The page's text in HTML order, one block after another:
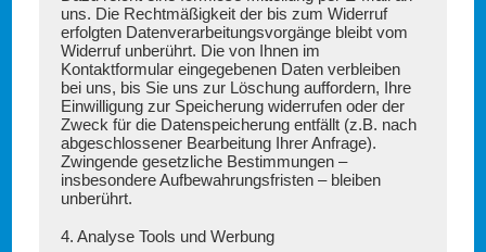
uns. Die Rechtmäßigkeit der bis zum Widerruf
erfolgten Datenverarbeitungsvorgänge bleibt vom
Widerruf unberührt. Die von Ihnen im
Kontaktformular eingegebenen Daten verbleiben
bei uns, bis Sie uns zur Löschung auffordern, Ihre
Einwilligung zur Speicherung widerrufen oder der
Zweck für die Datenspeicherung entfällt (z.B. nach
abgeschlossener Bearbeitung Ihrer Anfrage).
Zwingende gesetzliche Bestimmungen –
insbesondere Aufbewahrungsfristen – bleiben
unberührt.
4. Analyse Tools und Werbung